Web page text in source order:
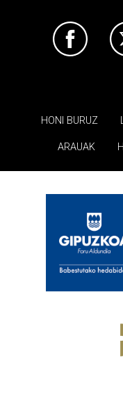
HONI BURUZ
ARAUAK